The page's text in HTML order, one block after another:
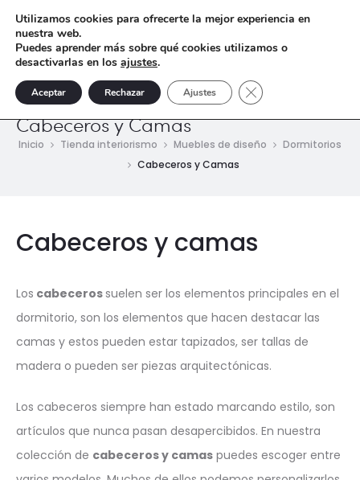
Cabeceros y Camas
Inicio Tienda interiorismo Muebles de diseño
Dormitorios
Cabeceros y Camas
Cabeceros y camas
Los cabecerossuelen ser los elementos principales en el
dormitorio, son los elementos que hacen destacar las
camas y estos pueden estar tapizados, ser tallas de
madera o pueden ser piezas arquitectónicas.
Los cabeceros siempre han estado marcando estilo, son
artículos que nunca pasan desapercibidos. En nuestra
colección de cabeceros y camas puedes escoger entre
Utilizamos cookies para ofrecerte la mejor experiencia en
nuestra web.
Puedes aprender más sobre qué cookies utilizamos o
desactivarlas en los ajustes.
Aceptar Rechazar Ajustes Cerrar el banner de